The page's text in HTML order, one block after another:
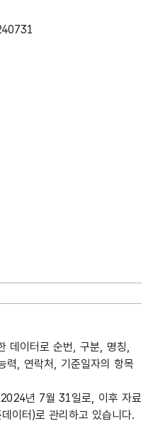
데이터로 순번, 구분, 명칭,
력, 연락처, 기준일자의 항목
년 7월 31일로, 이후 자료
이터)로 관리하고 있습니다.